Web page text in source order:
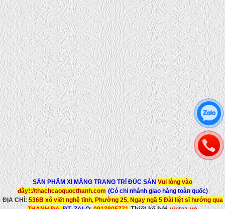
SẢN PHẨM XI MĂNG TRANG TRÍ ĐÚC SẴNVui lòng vào
đây!://thachcaoquocthanh.com (Có chi nhánh giao hàng toàn quốc)
ĐỊA CHỈ:536B xô viết nghệ tĩnh, Phường 25, Ngay ngã 5 Đài liệt sĩ hướng qua